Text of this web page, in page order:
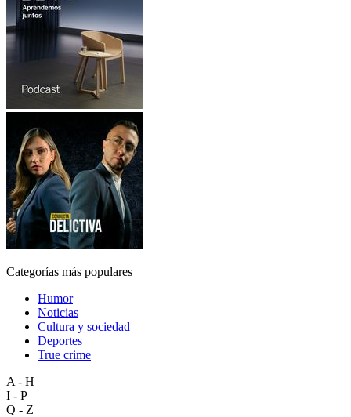
Categorías más populares
Humor
Noticias
Cultura y sociedad
Deportes
True crime
A - H
I - P
Q - Z